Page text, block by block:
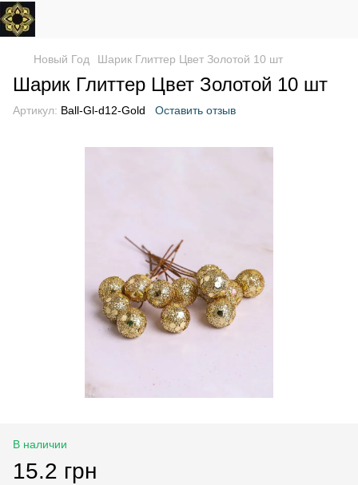
Новый Год Шарик Глиттер Цвет Золотой 10 шт
Шарик Глиттер Цвет Золотой 10 шт
Артикул: Ball-Gl-d12-Gold Оставить отзыв
В наличии
15.2 грн